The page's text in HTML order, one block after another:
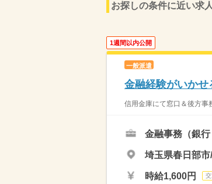
お探しの条件に近い求
1週間以内公開
一般派遣
金融経験がいか
信用金庫にて窓口＆後方事
金融事務（銀行
埼玉県春日部市
時給1,600円